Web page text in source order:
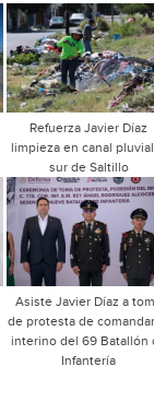
Refuerza Javier Díaz
limpieza en canal
sur de Saltillo
Asiste Javier Díaz a
de protesta de
interino del 69 Batallón
Infantería